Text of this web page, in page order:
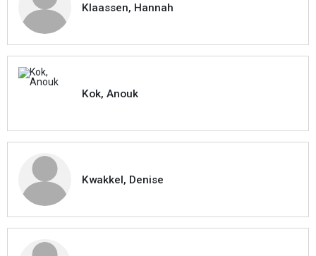
Klaassen, Hannah
Kok, Anouk
Kwakkel, Denise